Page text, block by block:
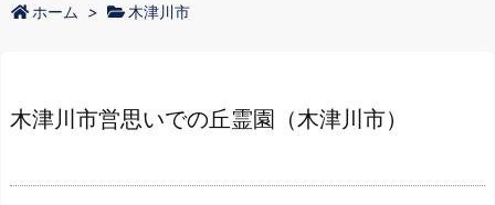
ホーム > 木津川市
木津川市営思いでの丘霊園（木津川市）